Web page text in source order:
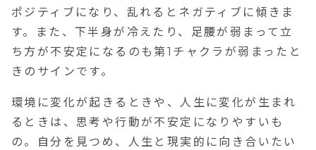
ポジティブになり、乱れるとネガティブに傾きま
す。また、下半身が冷えたり、足腰が弱まって立
ち方が不安定になるのも第1チャクラが弱まったと
きのサインです。
環境に変化が起きるときや、人生に変化が生まれ
るときは、思考や行動が不安定になりやすいも
の。自分を見つめ、人生と現実的に向き合いたい